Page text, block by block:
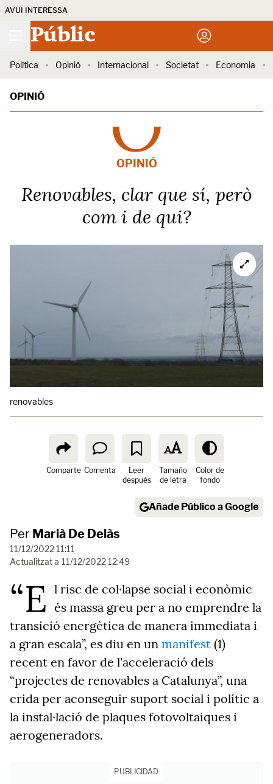
AVUI INTERESSA
Públic
Política Opinió Internacional Societat Economia
OPINIÓ
OPINIÓ
Renovables, clar que sí, però
com i de qui?
renovables
Comparte Comenta
Leer
después
Tamaño
de letra
Color de
fondo
Añade Público a Google
Per Marià De Delàs
11/12/2022 11:11
Actualitzat a 11/12/2022 12:49
“E l risc de col·lapse social i econòmic
és massa greu per a no emprendre la
transició energètica de manera immediata i
a gran escala”, es diu en un manifest (1)
recent en favor de l'acceleració dels
“projectes de renovables a Catalunya”, una
crida per aconseguir suport social i polític a
la instal·lació de plaques fotovoltaiques i
aerogeneradors.
PUBLICIDAD